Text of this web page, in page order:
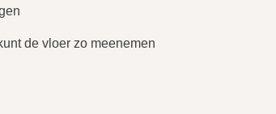
de vloer zo meenemen